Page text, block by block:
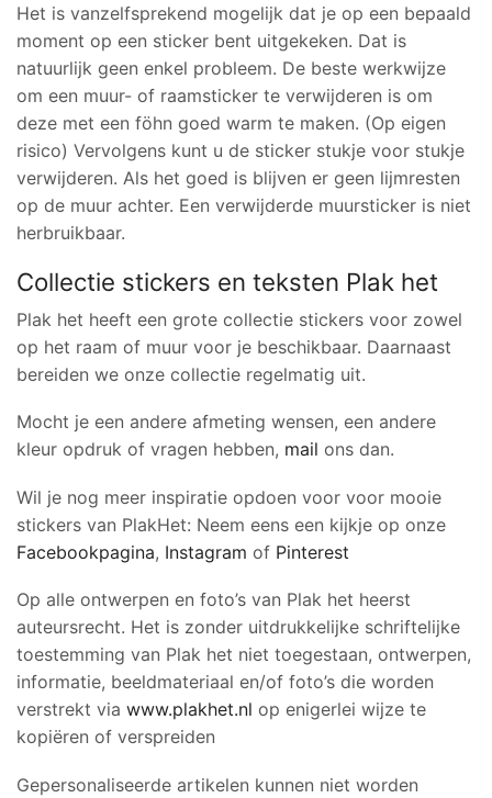
Het is vanzelfsprekend mogelijk dat je op een bepaald
moment op een sticker bent uitgekeken. Dat is
natuurlijk geen enkel probleem. De beste werkwijze
om een muur- of raamsticker te verwijderen is om
deze met een föhn goed warm te maken. (Op eigen
risico) Vervolgens kunt u de sticker stukje voor stukje
verwijderen. Als het goed is blijven er geen lijmresten
op de muur achter. Een verwijderde muursticker is niet
herbruikbaar.
Collectie stickers en teksten Plak het
Plak het heeft een grote collectie stickers voor zowel
op het raam of muur voor je beschikbaar. Daarnaast
bereiden we onze collectie regelmatig uit.
Mocht je een andere afmeting wensen, een andere
kleur opdruk of vragen hebben, mail ons dan.
Wil je nog meer inspiratie opdoen voor voor mooie
stickers van PlakHet: Neem eens een kijkje op onze
Facebookpagina, Instagram of Pinterest
Op alle ontwerpen en foto’s van Plak het heerst
auteursrecht. Het is zonder uitdrukkelijke schriftelijke
toestemming van Plak het niet toegestaan, ontwerpen,
informatie, beeldmateriaal en/of foto’s die worden
verstrekt via www.plakhet.nl op enigerlei wijze te
kopiëren of verspreiden
Gepersonaliseerde artikelen kunnen niet worden